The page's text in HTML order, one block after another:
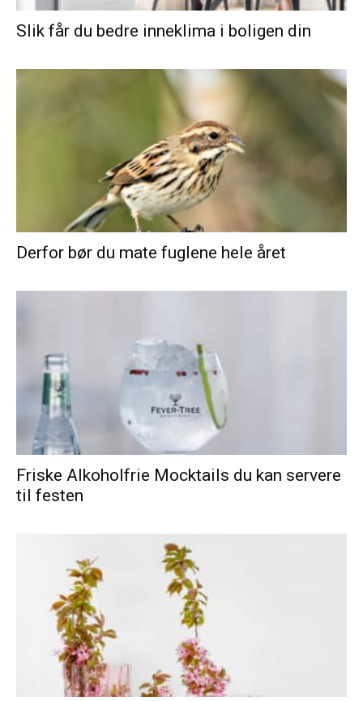
Slik får du bedre inneklima i boligen din
Derfor bør du mate fuglene hele året
Friske Alkoholfrie Mocktails du kan servere
til festen